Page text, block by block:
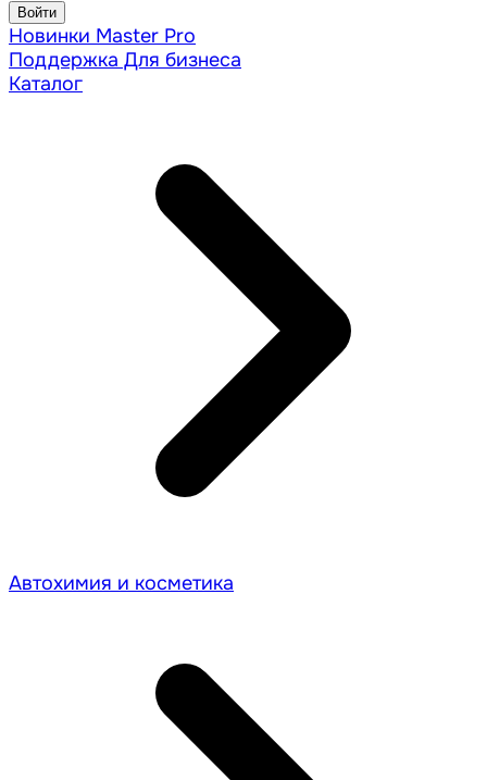
Войти
Новинки Master Pro
Поддержка Для бизнеса
Каталог
Автохимия и косметика